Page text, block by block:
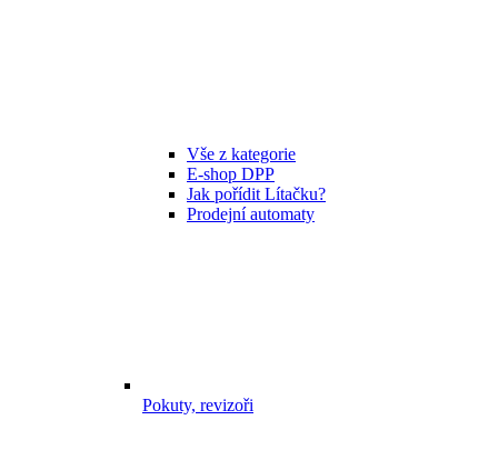
Vše z kategorie
E-shop DPP
Jak pořídit Lítačku?
Prodejní automaty
Pokuty, revizoři